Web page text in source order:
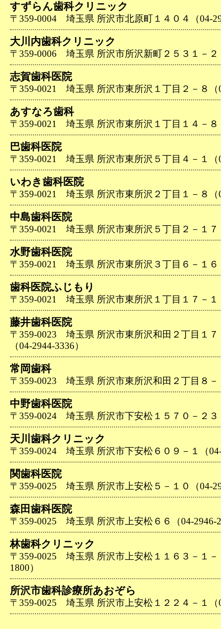
すずらん歯科クリニック
〒359-0004 埼玉県 所沢市北原町１４０４（04-
大川内歯科クリニック
〒359-0006 埼玉県 所沢市所沢新町２５３１－２
志賀歯科医院
〒359-0021 埼玉県 所沢市東所沢１丁目２－８（
あすなろ歯科
〒359-0021 埼玉県 所沢市東所沢１丁目１４－８
巴歯科医院
〒359-0021 埼玉県 所沢市東所沢５丁目４－１（
いわき歯科医院
〒359-0021 埼玉県 所沢市東所沢２丁目１－８（
中島歯科医院
〒359-0021 埼玉県 所沢市東所沢５丁目２－１７
水野歯科医院
〒359-0021 埼玉県 所沢市東所沢３丁目６－１６
歯科医院ふじもり
〒359-0021 埼玉県 所沢市東所沢１丁目１７－１
藤井歯科医院
〒359-0023 埼玉県 所沢市東所沢和田２丁目１７
（04-2944-3336）
常岡歯科
〒359-0023 埼玉県 所沢市東所沢和田２丁目８－
中野歯科医院
〒359-0024 埼玉県 所沢市下安松１５７０－２３
天川歯科クリニック
〒359-0024 埼玉県 所沢市下安松６０９－１（
関歯科医院
〒359-0025 埼玉県 所沢市上安松５－１０（04-
森田歯科医院
〒359-0025 埼玉県 所沢市上安松６６（04-2946-
林歯科クリニック
〒359-0025 埼玉県 所沢市上安松１１６３－１－
1800）
所沢市歯科診療所あおぞら
〒359-0025 埼玉県 所沢市上安松１２２４－１（